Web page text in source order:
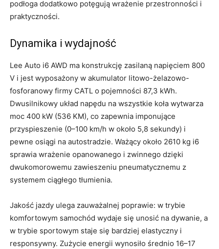
podłoga dodatkowo potęgują wrażenie przestronności i
praktyczności.
Dynamika i wydajność
Lee Auto i6 AWD ma konstrukcję zasilaną napięciem 800
V i jest wyposażony w akumulator litowo-żelazowo-
fosforanowy firmy CATL o pojemności 87,3 kWh.
Dwusilnikowy układ napędu na wszystkie koła wytwarza
moc 400 kW (536 KM), co zapewnia imponujące
przyspieszenie (0–100 km/h w około 5,8 sekundy) i
pewne osiągi na autostradzie. Ważący około 2610 kg i6
sprawia wrażenie opanowanego i zwinnego dzięki
dwukomorowemu zawieszeniu pneumatycznemu z
systemem ciągłego tłumienia.
Jakość jazdy ulega zauważalnej poprawie: w trybie
komfortowym samochód wydaje się unosić na dywanie, a
w trybie sportowym staje się bardziej elastyczny i
responsywny. Zużycie energii wynosiło średnio 16–17